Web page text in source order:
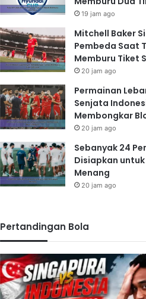
19 jam ago
Mitchell Baker
Pembeda Saat
Memburu Tiket
20 jam ago
Permainan
Senjata
Membongkar
20 jam ago
Sebanyak 24
Disiapkan
Menang
20 jam ago
Pertandingan Bola